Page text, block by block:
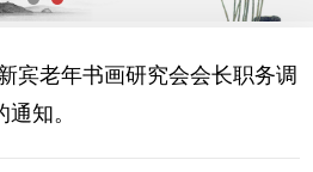
宾老年书画研究会会长职务调
通知。